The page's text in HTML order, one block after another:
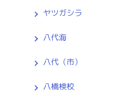
ヤツガシラ
八代海
八代（市）
八橋検校